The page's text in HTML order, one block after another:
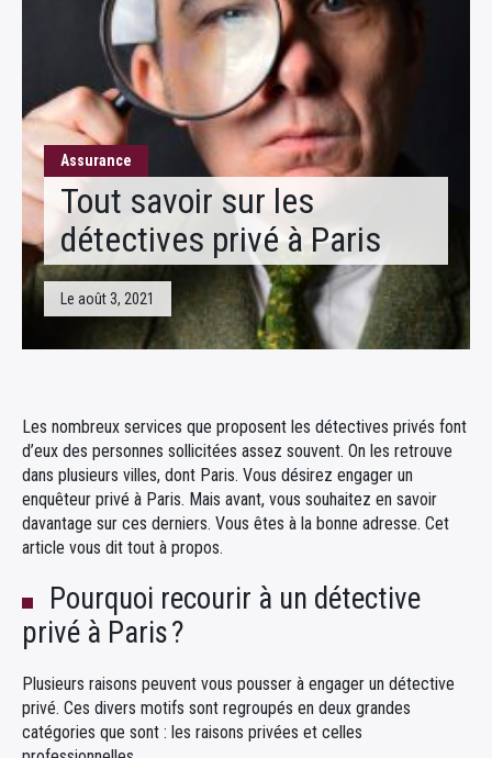
Assurance
Tout savoir sur les
détectives privé à Paris
Le août 3, 2021
Les nombreux services que proposent les détectives privés font
d’eux des personnes sollicitées assez souvent. On les retrouve
dans plusieurs villes, dont Paris. Vous désirez engager un
enquêteur privé à Paris. Mais avant, vous souhaitez en savoir
davantage sur ces derniers. Vous êtes à la bonne adresse. Cet
article vous dit tout à propos.
Pourquoi recourir à un détective
privé à Paris ?
Plusieurs raisons peuvent vous pousser à engager un détective
privé. Ces divers motifs sont regroupés en deux grandes
catégories que sont : les raisons privées et celles
Fiscalité